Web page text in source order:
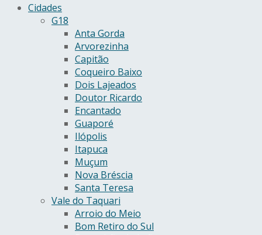
Cidades
G18
Anta Gorda
Arvorezinha
Capitão
Coqueiro Baixo
Dois Lajeados
Doutor Ricardo
Encantado
Guaporé
Ilópolis
Itapuca
Muçum
Nova Bréscia
Santa Teresa
Vale do Taquari
Arroio do Meio
Bom Retiro do Sul